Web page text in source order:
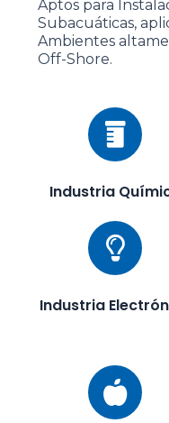
Aptos para
Subacuáticas,
Ambientes
Off-Shore.
Industria
Industria